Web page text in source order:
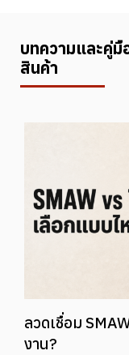
บทความและคู่มื
สินค้า
ลวดเชื่อม
งาน?